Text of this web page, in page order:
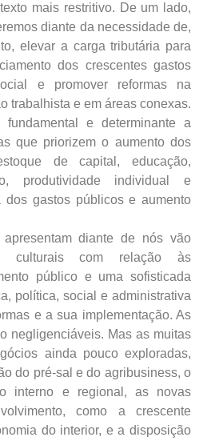
mais restritivo. De um lado,
diante da necessidade de,
elevar a carga tributária para
dos crescentes gastos
e promover reformas na
trabalhista e em áreas conexas.
e determinante a
que priorizem o aumento dos
de capital, educação,
produtividade individual e
dos gastos públicos e aumento
diante de nós vão
culturais com relação às
público e uma sofisticada
política, social e administrativa
e a sua implementação. As
negligenciáveis. Mas as muitas
ainda pouco exploradas,
do pré-sal e do agribusiness, o
interno e regional, as novas
como a crescente
do interior, e a disposição